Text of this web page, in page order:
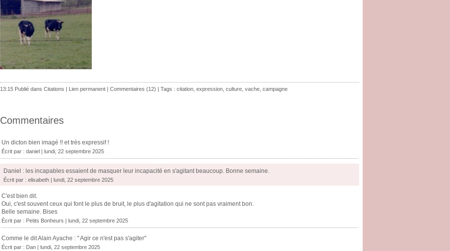
13:15 Publié dans Citations Lien permanent Commentaires (12) | Tags : citation expression culture vache campagne
Commentaires
Un dicton bien imagé !! et très expressif !
Écrit par : daniel | lundi, 22 septembre 2025
Daniel : les incapables essaient de masquer leur incapacité en s'agitant beaucoup. Bonne semaine.
Écrit par : elisabeth | lundi, 22 septembre 2025
C'est bien dit.
Oui, c'est souvent ceux qui font le plus de bruit, le plus d'agitation qui ne sont pas vraiment bon.
Belle semaine. Bises
Écrit par : Petits Bonheurs | lundi, 22 septembre 2025
Comme le dit Alain Ayache : " Agir ce n'est pas s'agiter"
Écrit par : Dan | lundi, 22 septembre 2025